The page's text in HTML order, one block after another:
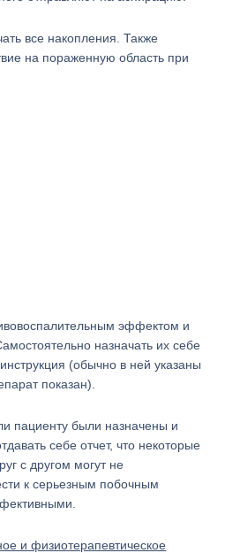
все накопления. Также
на пораженную область при
эффектом и
назначать их себе
(обычно в ней указаны
показан).
пациенту были назначены и
себе отчет, что некоторые
с другом могут не
к серьезным побочным
и физиотерапевтическое